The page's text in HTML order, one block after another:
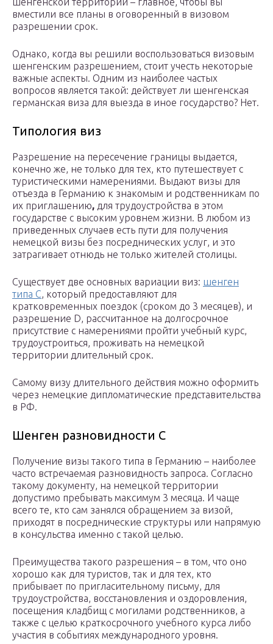
вместили все планы в оговоренный в визовом
разрешении срок.
Однако, когда вы решили воспользоваться визовым
шенгенским разрешением, стоит учесть некоторые
важные аспекты. Одним из наиболее частых
вопросов является такой: действует ли шенгенская
германская виза для выезда в иное государство? Нет.
Типология виз
Разрешение на пересечение границы выдается,
конечно же, не только для тех, кто путешествует с
туристическими намерениями. Выдают визы для
отъезда в Германию к знакомым и родственникам по
их приглашению, для трудоустройства в этом
государстве с высоким уровнем жизни. В любом из
приведенных случаев есть пути для получения
немецкой визы без посреднических услуг, и это
затрагивает отнюдь не только жителей столицы.
Существует две основных вариации виз: шенген
типа С, который предоставляют для
кратковременных поездок (сроком до 3 месяцев), и
разрешение D, рассчитанное на долгосрочное
присутствие с намерениями пройти учебный курс,
трудоустроиться, проживать на немецкой
территории длительный срок.
Самому визу длительного действия можно оформить
через немецкие дипломатические представительства
в РФ.
Шенген разновидности C
Получение визы такого типа в Германию – наиболее
часто встречаемая разновидность запроса. Согласно
такому документу, на немецкой территории
допустимо пребывать максимум 3 месяца. И чаще
всего те, кто сам занялся обращением за визой,
приходят в посреднические структуры или напрямую
в консульства именно с такой целью.
Преимущества такого разрешения – в том, что оно
хорошо как для туристов, так и для тех, кто
прибывает по пригласительному письму, для
трудоустройства, восстановления и оздоровления,
посещения кладбищ с могилами родственников, а
также с целью краткосрочного учебного курса либо
участия в событиях международного уровня.